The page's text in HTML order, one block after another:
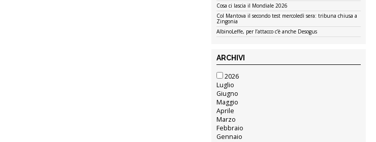
Cosa ci lascia il Mondiale 2026
Col Mantova il secondo test mercoledì sera: tribuna chiusa a
Zingonia
AlbinoLeffe, per l’attacco c’è anche Desogus
ARCHIVI
2026
Luglio
Giugno
Maggio
Aprile
Marzo
Febbraio
Gennaio